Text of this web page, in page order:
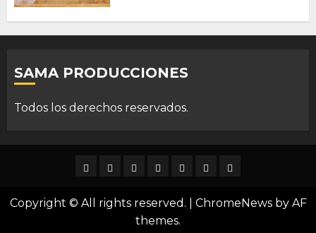
SAMA PRODUCCIONES
Todos los derechos reservados.
DURANGO
NACIONAL
INTERNACIONAL
DEPORTES
ENTRETENIMIENTO
CIENCIA
TECNOLOGÍA
OPINION
Copyright © All rights reserved. ChromeNewsby AF
themes.